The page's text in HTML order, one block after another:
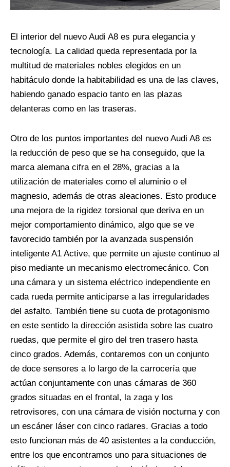
El interior del nuevo Audi A8 es pura elegancia y
tecnología. La calidad queda representada por la
multitud de materiales nobles elegidos en un
habitáculo donde la habitabilidad es una de las claves,
habiendo ganado espacio tanto en las plazas
delanteras como en las traseras.
Otro de los puntos importantes del nuevo Audi A8 es
la reducción de peso que se ha conseguido, que la
marca alemana cifra en el 28%, gracias a la
utilización de materiales como el aluminio o el
magnesio, además de otras aleaciones. Esto produce
una mejora de la rigidez torsional que deriva en un
mejor comportamiento dinámico, algo que se ve
favorecido también por la avanzada suspensión
inteligente A1 Active, que permite un ajuste continuo al
piso mediante un mecanismo electromecánico. Con
una cámara y un sistema eléctrico independiente en
cada rueda permite anticiparse a las irregularidades
del asfalto. También tiene su cuota de protagonismo
en este sentido la dirección asistida sobre las cuatro
ruedas, que permite el giro del tren trasero hasta
cinco grados. Además, contaremos con un conjunto
de doce sensores a lo largo de la carrocería que
actúan conjuntamente con unas cámaras de 360
grados situadas en el frontal, la zaga y los
retrovisores, con una cámara de visión nocturna y con
un escáner láser con cinco radares. Gracias a todo
esto funcionan más de 40 asistentes a la conducción,
entre los que encontramos uno para situaciones de